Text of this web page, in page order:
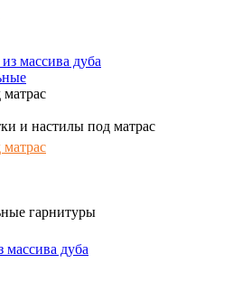
массива дуба
и настилы под матрас
гарнитуры
дуба